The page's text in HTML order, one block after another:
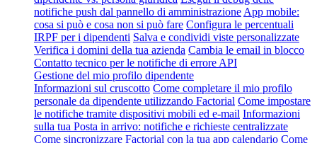
notifiche push dal pannello di amministrazione App mobile:
cosa si può e cosa non si può fare Configura le percentuali
IRPF per i dipendenti Salva e condividi viste personalizzate
Verifica i domini della tua azienda Cambia le email in blocco
Contatto tecnico per le notifiche di errore API
Gestione del mio profilo dipendente
Informazioni sul cruscotto Come completare il mio profilo
personale da dipendente utilizzando Factorial Come impostare
le notifiche tramite dispositivi mobili ed e-mail Informazioni
sulla tua Posta in arrivo: notifiche e richieste centralizzate
Come sincronizzare Factorial con la tua app calendario Come